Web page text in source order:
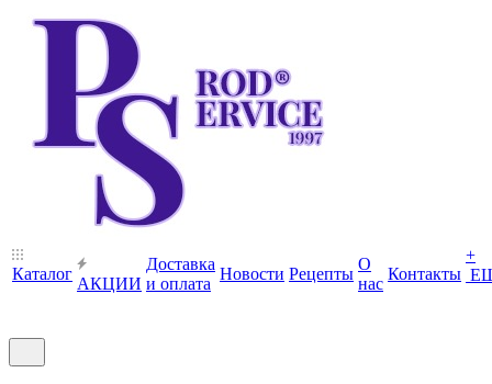
Каталог
АКЦИИ
Доставка
и оплата
Новости Рецепты
О
нас
Контакты
+